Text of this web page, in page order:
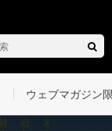
ウェブマガジン